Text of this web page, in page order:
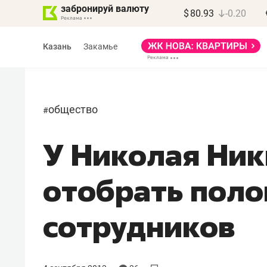
забронируй валюту $ 80.93 -0.20
Казань Закамье
#общество
У Николая
отобрать
сотрудников
Василь Мазитов
МАРТ
«Не зная местных
потерять минимум
полгода»